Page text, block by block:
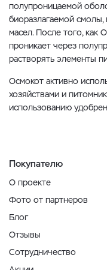
полупроницаемой
биоразлагаемой
масел. После того, как
проникает через
растворять элементы
Осмокот активно
хозяйствами и
использованию
Покупателю
О проекте
Фото от партнеров
Блог
Отзывы
Сотрудничество